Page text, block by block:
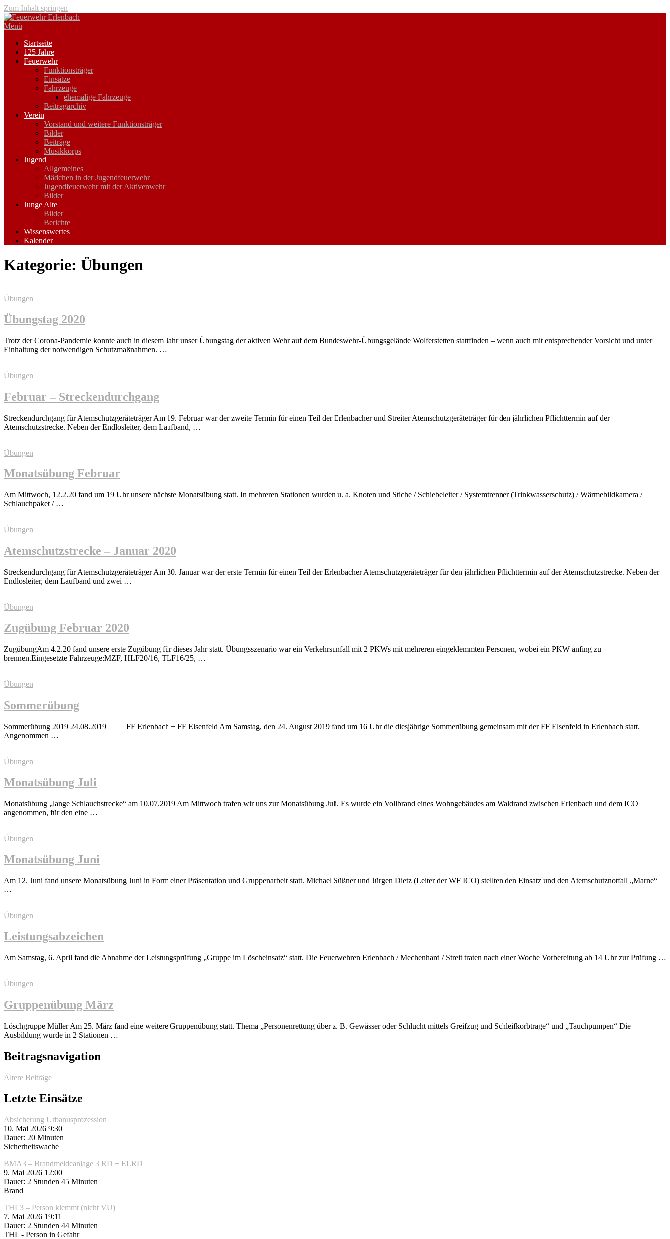
Zum Inhalt springen
Menü
Startseite
125 Jahre
Feuerwehr
Funktionsträger
Einsätze
Fahrzeuge
ehemalige Fahrzeuge
Beitragarchiv
Verein
Vorstand und weitere Funktionsträger
Bilder
Beiträge
Musikkorps
Jugend
Allgemeines
Mädchen in der Jugendfeuerwehr
Jugendfeuerwehr mit der Aktivenwehr
Bilder
Junge Alte
Bilder
Berichte
Wissenswertes
Kalender
Kategorie: Übungen
Übungen
Übungstag 2020
Trotz der Corona-Pandemie konnte auch in diesem Jahr unser Übungstag der aktiven Wehr auf dem Bundeswehr-Übungsgelände Wolferstetten stattfinden – wenn auch mit entsprechender Vorsicht und unter
Einhaltung der notwendigen Schutzmaßnahmen. …
Übungen
Februar – Streckendurchgang
Streckendurchgang für Atemschutzgeräteträger Am 19. Februar war der zweite Termin für einen Teil der Erlenbacher und Streiter Atemschutzgeräteträger für den jährlichen Pflichttermin auf der
Atemschutzstrecke. Neben der Endlosleiter, dem Laufband, …
Übungen
Monatsübung Februar
Am Mittwoch, 12.2.20 fand um 19 Uhr unsere nächste Monatsübung statt. In mehreren Stationen wurden u. a. Knoten und Stiche / Schiebeleiter / Systemtrenner (Trinkwasserschutz) / Wärmebildkamera /
Schlauchpaket / …
Übungen
Atemschutzstrecke – Januar 2020
Streckendurchgang für Atemschutzgeräteträger Am 30. Januar war der erste Termin für einen Teil der Erlenbacher Atemschutzgeräteträger für den jährlichen Pflichttermin auf der Atemschutzstrecke. Neben der
Endlosleiter, dem Laufband und zwei …
Übungen
Zugübung Februar 2020
ZugübungAm 4.2.20 fand unsere erste Zugübung für dieses Jahr statt. Übungsszenario war ein Verkehrsunfall mit 2 PKWs mit mehreren eingeklemmten Personen, wobei ein PKW anfing zu
brennen.Eingesetzte Fahrzeuge:MZF, HLF20/16, TLF16/25, …
Übungen
Sommerübung
Sommerübung 2019 24.08.2019 FF Erlenbach + FF Elsenfeld Am Samstag, den 24. August 2019 fand um 16 Uhr die diesjährige Sommerübung gemeinsam mit der FF Elsenfeld in Erlenbach statt.
Angenommen …
Übungen
Monatsübung Juli
Monatsübung „lange Schlauchstrecke“ am 10.07.2019 Am Mittwoch trafen wir uns zur Monatsübung Juli. Es wurde ein Vollbrand eines Wohngebäudes am Waldrand zwischen Erlenbach und dem ICO
angenommen, für den eine …
Übungen
Monatsübung Juni
Am 12. Juni fand unsere Monatsübung Juni in Form einer Präsentation und Gruppenarbeit statt. Michael Süßner und Jürgen Dietz (Leiter der WF ICO) stellten den Einsatz und den Atemschutznotfall „Marne“
…
Übungen
Leistungsabzeichen
Am Samstag, 6. April fand die Abnahme der Leistungsprüfung „Gruppe im Löscheinsatz“ statt. Die Feuerwehren Erlenbach / Mechenhard / Streit traten nach einer Woche Vorbereitung ab 14 Uhr zur Prüfung …
Übungen
Gruppenübung März
Löschgruppe Müller Am 25. März fand eine weitere Gruppenübung statt. Thema „Personenrettung über z. B. Gewässer oder Schlucht mittels Greifzug und Schleifkorbtrage“ und „Tauchpumpen“ Die
Ausbildung wurde in 2 Stationen …
Beitragsnavigation
Ältere Beiträge
Letzte Einsätze
Absicherung Urbanusprozession
10. Mai 2026 9:30
Dauer: 20 Minuten
Sicherheitswache
BMA3 – Brandmeldeanlage 3 RD + ELRD
9. Mai 2026 12:00
Dauer: 2 Stunden 45 Minuten
Brand
THL3 – Person klemmt (nicht VU)
7. Mai 2026 19:11
Dauer: 2 Stunden 44 Minuten
THL - Person in Gefahr